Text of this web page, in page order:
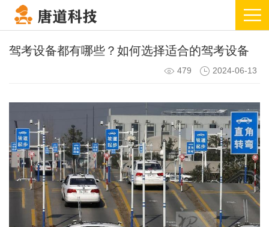
驾考设备都有哪些？如何选择适合的驾考设备
479 2024-06-13